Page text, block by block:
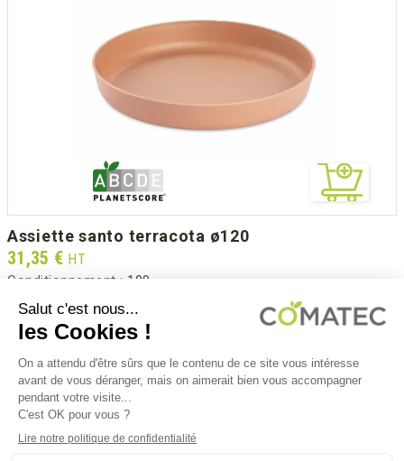
assiette santo terracota ø120
Prix
31,35 € HT
Conditionnement : 100